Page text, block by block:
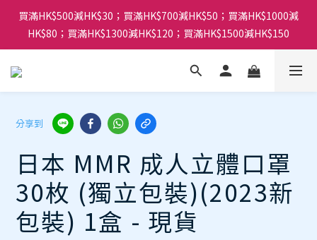
買滿HK$500減HK$30；買滿HK$700減HK$50；買滿HK$1000減
HK$80；買滿HK$1300減HK$120；買滿HK$1500減HK$150
分享到
日本 MMR 成人立體口罩
30枚 (獨立包裝)(2023新
包裝) 1盒 - 現貨